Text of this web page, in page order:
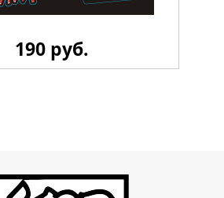
Стикерпак 4130 LiL
190 руб.